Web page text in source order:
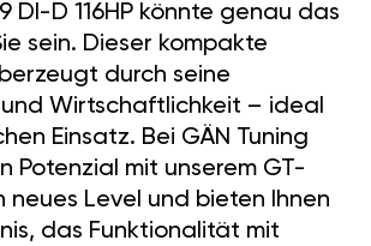
DI-D 116HP könnte genau das
sein. Dieser kompakte
durch seine
Wirtschaftlichkeit – ideal
Einsatz. Bei GÄN Tuning
Potenzial mit unserem GT-
neues Level und bieten Ihnen
das Funktionalität mit